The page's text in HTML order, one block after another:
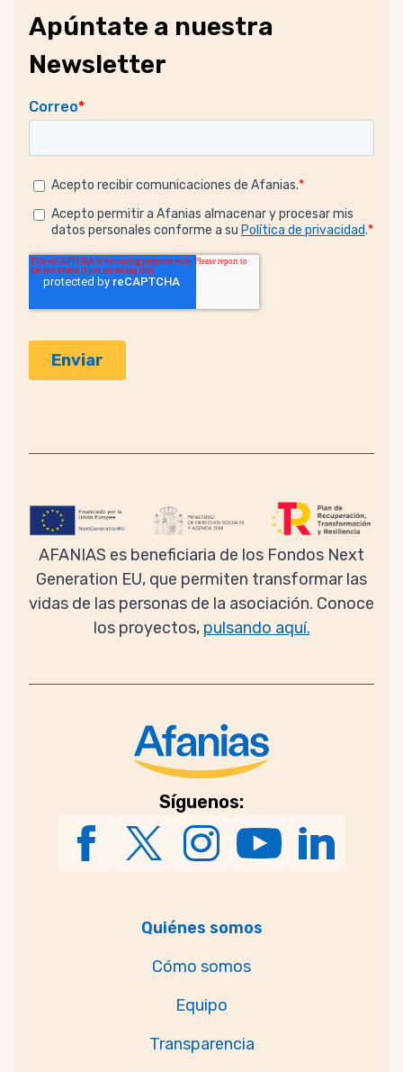
Apúntate a nuestra
Newsletter
AFANIAS es beneficiaria de los Fondos Next
Generation EU, que permiten transformar las
vidas de las personas de la asociación. Conoce
los proyectos, pulsando aquí.
Síguenos:
Quiénes somos
Cómo somos
Equipo
Transparencia